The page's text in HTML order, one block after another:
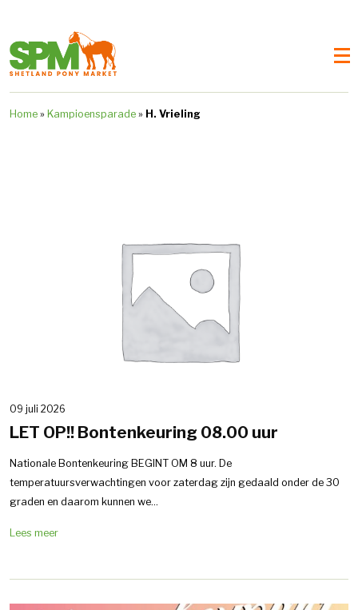
Home » Kampioensparade » H. Vrieling
09 juli 2026
LET OP!! Bontenkeuring 08.00 uur
Nationale Bontenkeuring BEGINT OM 8 uur. De
temperatuursverwachtingen voor zaterdag zijn gedaald onder de 30
graden en daarom kunnen we...
Lees meer